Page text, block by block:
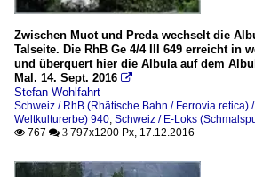
Zwischen Muot und Preda wechselt die
Talseite. Die RhB Ge 4/4 III 649 erreicht in
und überquert hier die Albula auf dem
Mal. 14. Sept. 2016 
Stefan Wohlfahrt
Schweiz / RhB (Rhätische Bahn / Ferrovia retica)
Weltkulturerbe) 940, Schweiz / E-Loks
 767  3 797x1200 Px, 17.12.2016